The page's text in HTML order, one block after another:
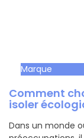
Marque
Comment
isoler
Dans un monde